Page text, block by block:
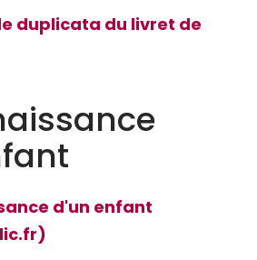
duplicata du livret de
d'un enfant